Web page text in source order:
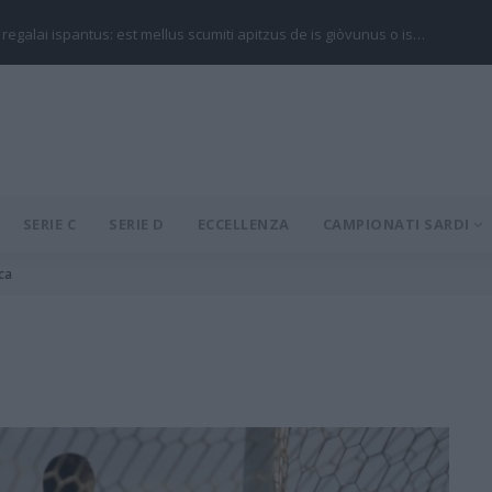
regalai ispantus: est mellus scumiti apitzus de is giòvunus o is…
SERIE C SERIE D ECCELLENZA CAMPIONATI SARDI